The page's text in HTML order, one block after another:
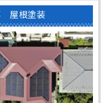
屋根塗装